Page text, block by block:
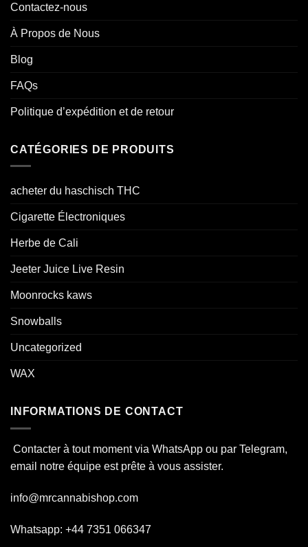
Contactez-nous
À Propos de Nous
Blog
FAQs
Politique d’expédition et de retour
CATÉGORIES DE PRODUITS
acheter du haschisch THC
Cigarette Électroniques
Herbe de Cali
Jeeter Juice Live Resin
Moonrocks kaws
Snowballs
Uncategorized
WAX
INFORMATIONS DE CONTACT
Contacter à tout moment via WhatsApp ou par Telegram,
email notre équipe est prête à vous assister.
info@mrcannabishop.com
Whatsapp: +44 7351 066347